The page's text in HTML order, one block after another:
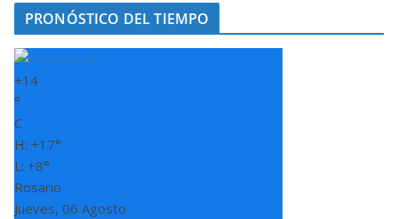
PRONÓSTICO DEL TIEMPO
+14
°
C
H: +17°
L: +8°
Rosario
Jueves, 06 Agosto